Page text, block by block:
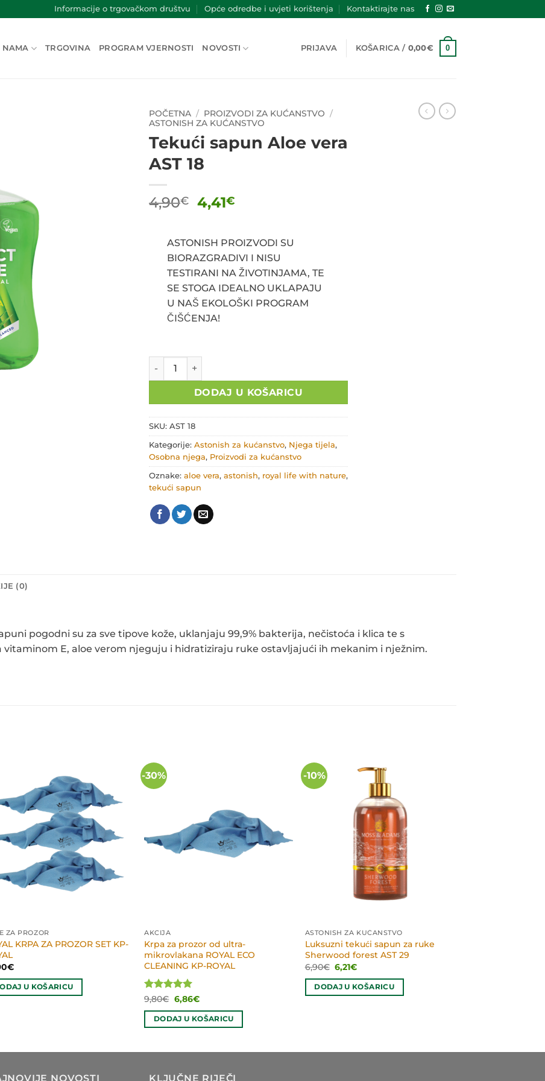
Informacije o trgovačkom društvu Opće odredbe i uvjeti korištenja Kontaktirajte nas
NAMA TRGOVINA PROGRAM VJERNOSTI NOVOSTI PRIJAVA KOŠARICA / 0,00€ 0
POČETNA / PROIZVODI ZA KUĆANSTVO /
ASTONISH ZA KUĆANSTVO
Tekući sapun Aloe vera
AST 18
4,90€
Izvorna
je:
4,90€.
4,41€
4,41€.
ASTONISH PROIZVODI SU
BIORAZGRADIVI I NISU
TESTIRANI NA ŽIVOTINJAMA, TE
SE STOGA IDEALNO UKLAPAJU
U NAŠ EKOLOŠKI PROGRAM
ČIŠĆENJA!
Tekući sapun Aloe vera AST 18 količina
DODAJ U KOŠARICU
SKU: AST 18
Kategorije: Astonish za kućanstvo, Njega tijela,
Osobna njega, Proizvodi za kućanstvo
Oznake: aloe vera, astonish, royal life with nature,
tekući sapun
(0)
pogodni su za sve tipove kože, uklanjaju 99,9% bakterija, nečistoća i klica te s
E, aloe verom njeguju i hidratiziraju ruke ostavljajući ih mekanim i nježnim.
ZA PROZOR
KRPA ZA PROZOR SET KP-
€
U KOŠARICU
-30%
AKCIJA
Krpa za prozor od ultra-
mikrovlakana ROYAL ECO
CLEANING KP-ROYAL
Ocijenjeno
9,80€ Izvorna
cijena
bila
je:
6,86€Trenutna
je:
6,86€.
DODAJ U KOŠARICU
-10%
ASTONISH ZA KUĆANSTVO
Luksuzni tekući sapun za ruke
Sherwood forest AST 29
6,90€ Izvorna
cijena
bila
je:
6,21€Trenutna
je:
6,21€.
DODAJ U KOŠARICU
NOVOSTI KLJUČNE RIJEČI